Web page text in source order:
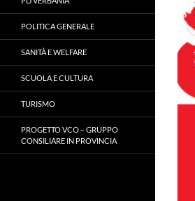
POLITICA GENERALE
SANITÀ E WELFARE
SCUOLA E CULTURA
TURISMO
PROGETTO VCO – GRUPPO
CONSILIARE IN PROVINCIA